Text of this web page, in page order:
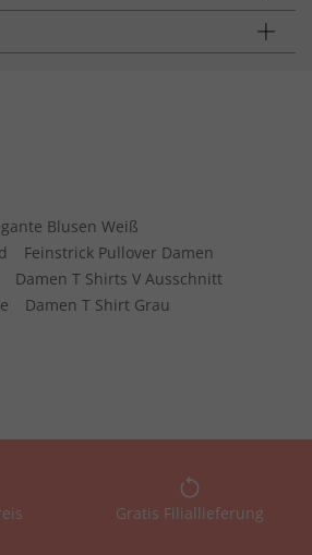
Blusen Weiß
Feinstrick Pullover Damen
Damen T Shirts V Ausschnitt
Damen T Shirt Grau
Gratis Filiallieferung